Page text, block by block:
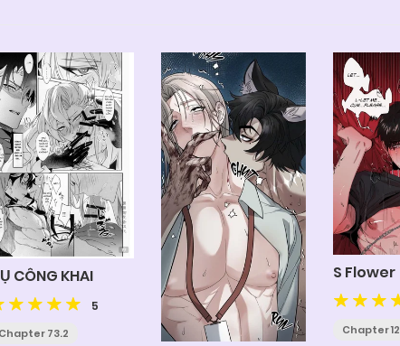
CÔNG KHAI
5
Chapter 73.2
S Flower
Chapter 12